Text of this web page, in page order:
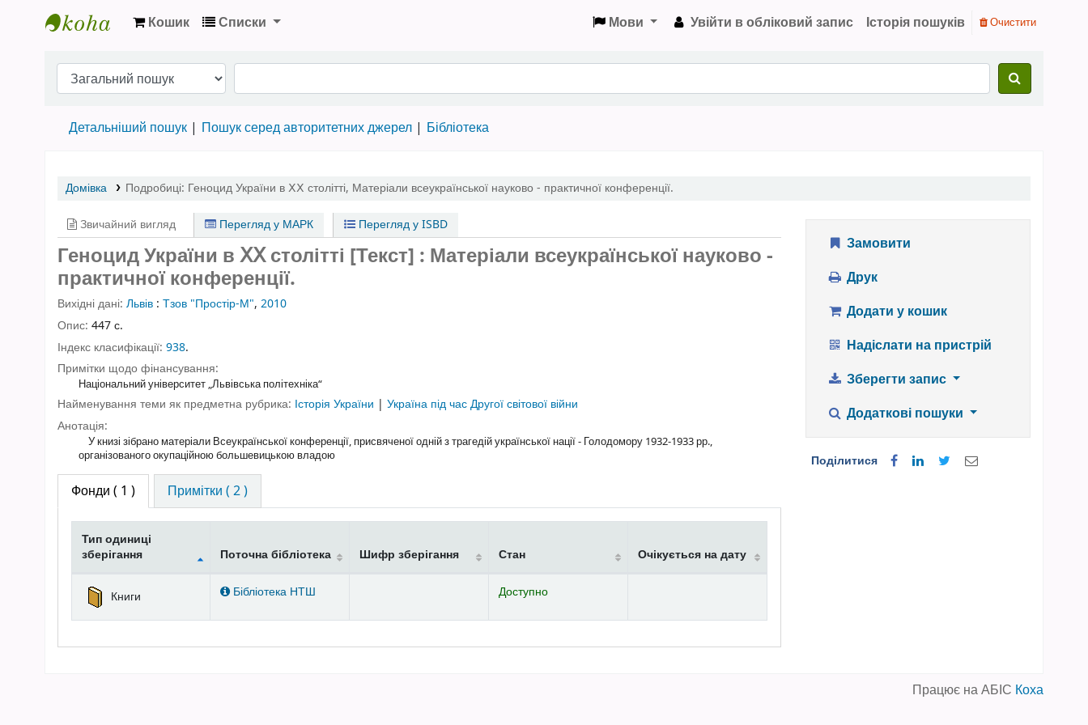
Кошик Списки Мови Увійти в обліковий запис Історія пошуків Очистити
Детальніший пошук Пошук серед авторитетних джерел Бібліотека
Домівка Подробиці: Геноцид України в ⅩⅩ столітті, Матеріали всеукраїнської науково - практичної конференції.
Звичайний вигляд Перегляд у МАРК Перегляд у ISBD
Геноцид України в ⅩⅩ столітті [Текст] : Матеріали всеукраїнської науково -
практичної конференції.
Вихідні дані: Львів : Тзов "Простір-М", 2010
Опис: 447 с.
Індекс класифікації: 938.
Примітки щодо фінансування:
Національний університет „Львівська політехніка“
Найменування теми як предметна рубрика: Історія України | Україна під час Другої світової війни
Анотація:
У книзі зібрано матеріали Всеукраїнської конференції, присвяченої одній з трагедій української нації - Голодомору 1932-1933 рр.,
організованого окупаційною большевицькою владою
Фонди ( 1 ) Примітки ( 2 )
Фонди
Тип одиниці
зберігання
Поточна бібліотека Шифр зберігання Стан Очікується на дату
Книги Бібліотека НТШ Доступно
Замовити
Друк
Додати у кошик
Надіслати на пристрій
Зберегти запис
Додаткові пошуки
Поділитися
Працює на АБІС Коха